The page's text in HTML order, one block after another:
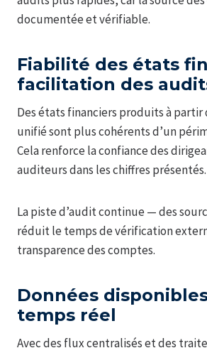
documentée et vérifiable.
Fiabilité des états
facilitation des
Des états financiers produits à
unifié sont plus cohérents d’un
Cela renforce la confiance des
auditeurs dans les chiffres présentés.
La piste d’audit continue — des
réduit le temps de vérification
transparence des comptes.
Données
temps réel
Avec des flux centralisés et des